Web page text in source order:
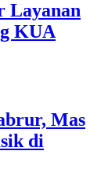
Layanan
KUA
Mas
di